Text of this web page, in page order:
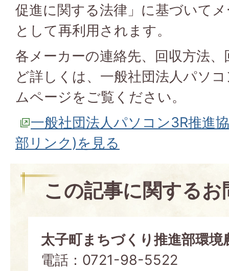
促進に関する法律」に基づいて
として再利用されます。
各メーカーの連絡先、回収方法
ど詳しくは、一般社団法人パソ
ムページをご覧ください。
一般社団法人パソコン3R推進
部リンク)を見る
この記事に関する
太子町まちづくり推進部環境
電話：0721-98-5522